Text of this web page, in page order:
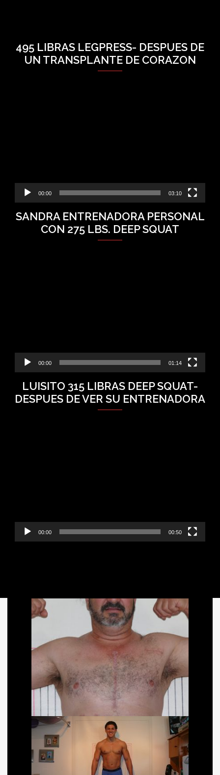
495 LIBRAS LEGPRESS- DESPUES DE
UN TRANSPLANTE DE CORAZON
00:00 03:10
SANDRA ENTRENADORA PERSONAL
CON 275 LBS. DEEP SQUAT
00:00 01:14
LUISITO 315 LIBRAS DEEP SQUAT-
DESPUES DE VER SU ENTRENADORA
00:00 00:50